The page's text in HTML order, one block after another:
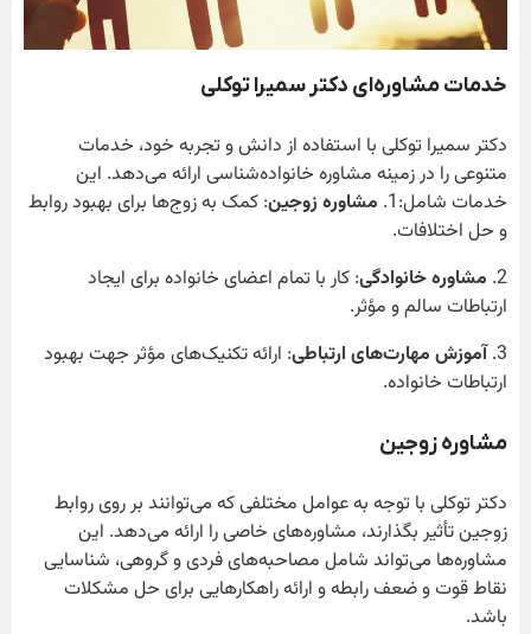
خدمات مشاوره‌ای دکتر سمیرا توکلی
دکتر سمیرا توکلی با استفاده از دانش و تجربه خود، خدمات
متنوعی را در زمینه مشاوره خانواده‌شناسی ارائه می‌دهد. این
خدمات شامل:1.
مشاوره زوجین: کمک به زوج‌ها برای بهبود روابط
و حل اختلافات.
2. مشاوره خانوادگی: کار با تمام اعضای خانواده برای ایجاد
ارتباطات سالم و مؤثر.
3. آموزش مهارت‌های ارتباطی: ارائه تکنیک‌های مؤثر جهت بهبود
ارتباطات خانواده.
مشاوره زوجین
دکتر توکلی با توجه به عوامل مختلفی که می‌توانند بر روی روابط
زوجین تأثیر بگذارند، مشاوره‌های خاصی را ارائه می‌دهد. این
مشاوره‌ها می‌تواند شامل مصاحبه‌های فردی و گروهی، شناسایی
نقاط قوت و ضعف رابطه و ارائه راهکارهایی برای حل مشکلات
باشد.